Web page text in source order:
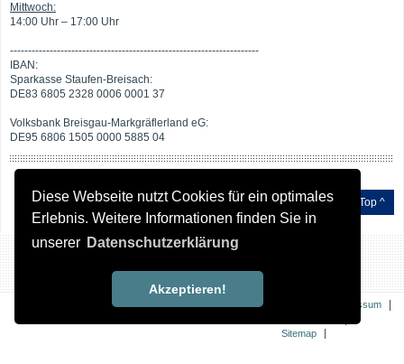
Diese Webseite nutzt Cookies für ein optimales
Erlebnis. Weitere Informationen finden Sie in
unserer Datenschutzerklärung
Akzeptieren!
Mittwoch:
14:00 Uhr – 17:00 Uhr
---------------------------------------------------------------------
IBAN:
Sparkasse Staufen-Breisach:
DE83 6805 2328 0006 0001 37
Volksbank Breisgau-Markgräflerland eG:
DE95 6806 1505 0000 5885 04
Top ^
Impressum |
Sitemap |